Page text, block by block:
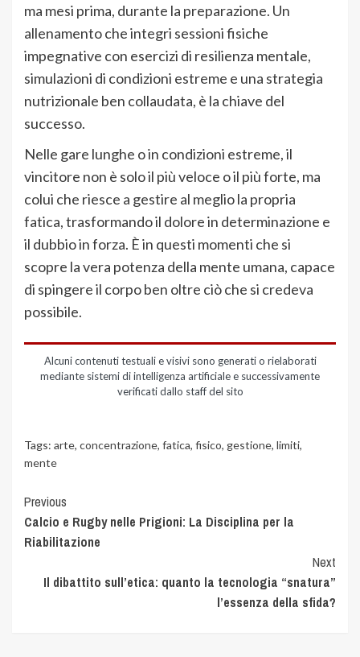
ma mesi prima, durante la preparazione. Un
allenamento che integri sessioni fisiche
impegnative con esercizi di resilienza mentale,
simulazioni di condizioni estreme e una strategia
nutrizionale ben collaudata, è la chiave del
successo.
Nelle gare lunghe o in condizioni estreme, il
vincitore non è solo il più veloce o il più forte, ma
colui che riesce a gestire al meglio la propria
fatica, trasformando il dolore in determinazione e
il dubbio in forza. È in questi momenti che si
scopre la vera potenza della mente umana, capace
di spingere il corpo ben oltre ciò che si credeva
possibile.
Alcuni contenuti testuali e visivi sono generati o rielaborati
mediante sistemi di intelligenza artificiale e successivamente
verificati dallo staff del sito
Tags: arte, concentrazione, fatica, fisico, gestione, limiti,
mente
Previous
Calcio e Rugby nelle Prigioni: La Disciplina per la
Riabilitazione
Next
Il dibattito sull’etica: quanto la tecnologia “snatura”
l’essenza della sfida?